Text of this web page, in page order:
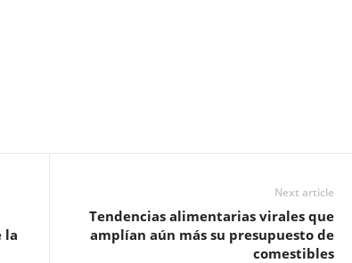
la
Next article
Tendencias alimentarias virales que
amplían aún más su presupuesto de
comestibles